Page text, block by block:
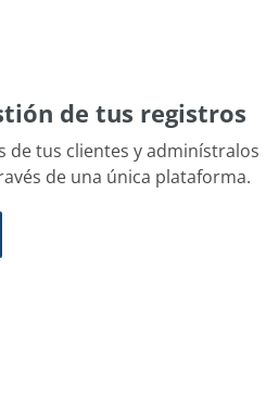
de tus registros
de tus clientes y adminístralos
de una única plataforma.